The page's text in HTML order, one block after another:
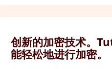
创新的加密技术。
能轻松地进行加密。